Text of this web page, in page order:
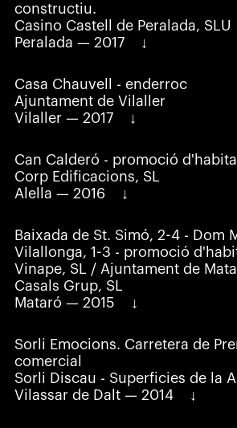
constructiu.
Casino Castell de Peralada, SLU
Peralada — 2017
Casa Chauvell - enderroc
Ajuntament de Vilaller
Vilaller — 2017
Can Calderó - promoció
Corp Edificacions, SL
Alella — 2016
Baixada de St. Simó, 2-4 - Dom
Vilallonga, 1-3 - promoció
Vinape, SL / Ajuntament de
Casals Grup, SL
Mataró — 2015
Sorli Emocions. Carretera de
comercial
Sorli Discau - Superficies de la
Vilassar de Dalt — 2014